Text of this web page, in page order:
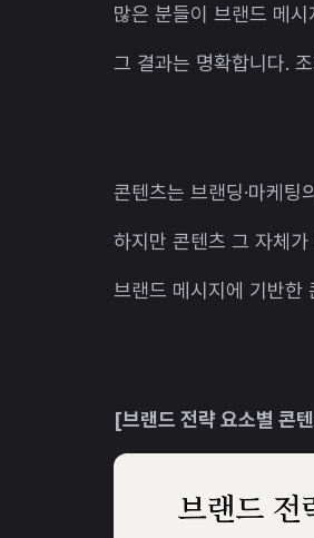
많은 분들이 브랜드 메
그 결과는 명확합니다.
콘텐츠는 브랜딩·마케팅
하지만 콘텐츠 그 자체
브랜드 메시지에 기반한
[브랜드 전략 요소별 콘